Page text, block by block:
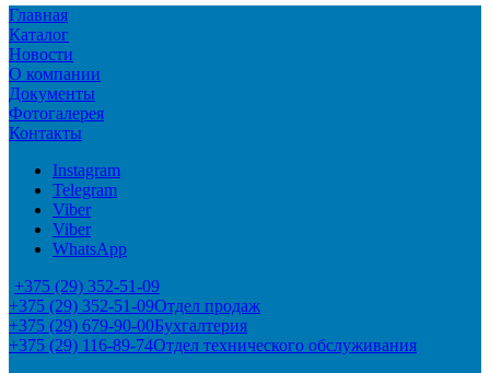
Главная
Каталог
Новости
О компании
Документы
Фотогалерея
Контакты
Instagram
Telegram
Viber
Viber
WhatsApp
+375 (29) 352-51-09
+375 (29) 352-51-09Отдел продаж
+375 (29) 679-90-00Бухгалтерия
+375 (29) 116-89-74Отдел технического обслуживания